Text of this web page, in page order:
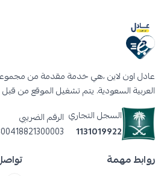
عادل اون لاين ،هي خدمة مقدمة من
العربية السعودية. يتم تشغيل الموقع من
السجل التجاري
1131019922
الرقم الضريبي
300418821300003
روابط مهمة